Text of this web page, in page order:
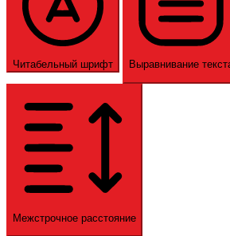
Читабельный шрифт Выравнивание
Межстрочное расстояние